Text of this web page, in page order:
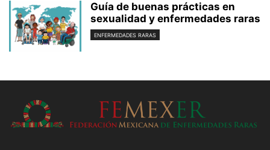
Guía de buenas prácticas en
sexualidad y enfermedades raras
ENFERMEDADES RARAS